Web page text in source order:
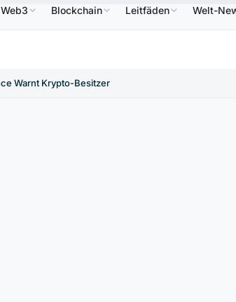
BNBBNB 586,64 $↑2.10% USDCUSDC0,9995 $ ↑0.00%
Web3 Blockchain Leitfäden Welt-
Warnt Krypto-Besitzer